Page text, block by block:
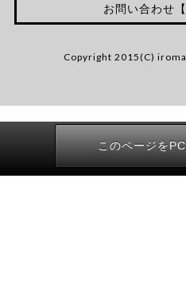
お問い合わせ
Copyright 2015(C)
このページを